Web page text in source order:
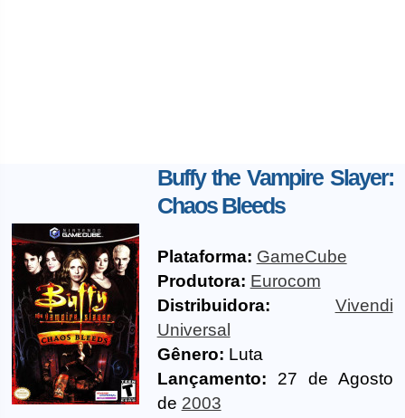
Buffy the Vampire Slayer:
Chaos Bleeds
Plataforma: GameCube
Produtora: Eurocom
Distribuidora:
Vivendi
Universal
Gênero: Luta
Lançamento: 27 de Agosto
de 2003